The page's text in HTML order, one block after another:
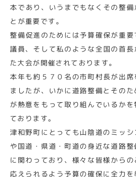
本であり、いうまでもなくその整
とが重要です。
整備促進のためには予算確保が重
議員、そして私のような全国の首
た大会が開催されております。
本年も約５７０名の市町村長が出
ましたが、いかに道路整備とその
が熱意をもって取り組んでいるか
ております。
津和野町にとっても山陰道のミッ
や国道・県道・町道の身近な道路
に関わっており、様々な皆様から
応えられるよう予算の確保に全力